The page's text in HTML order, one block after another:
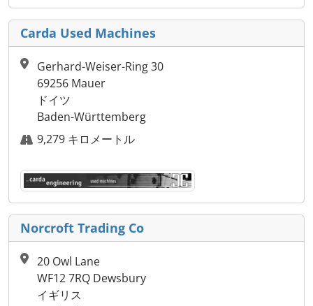
Carda Used Machines
Gerhard-Weiser-Ring 30
69256 Mauer
ドイツ
Baden-Württemberg
9,279 キロメートル
Norcroft Trading Co
20 Owl Lane
WF12 7RQ Dewsbury
イギリス